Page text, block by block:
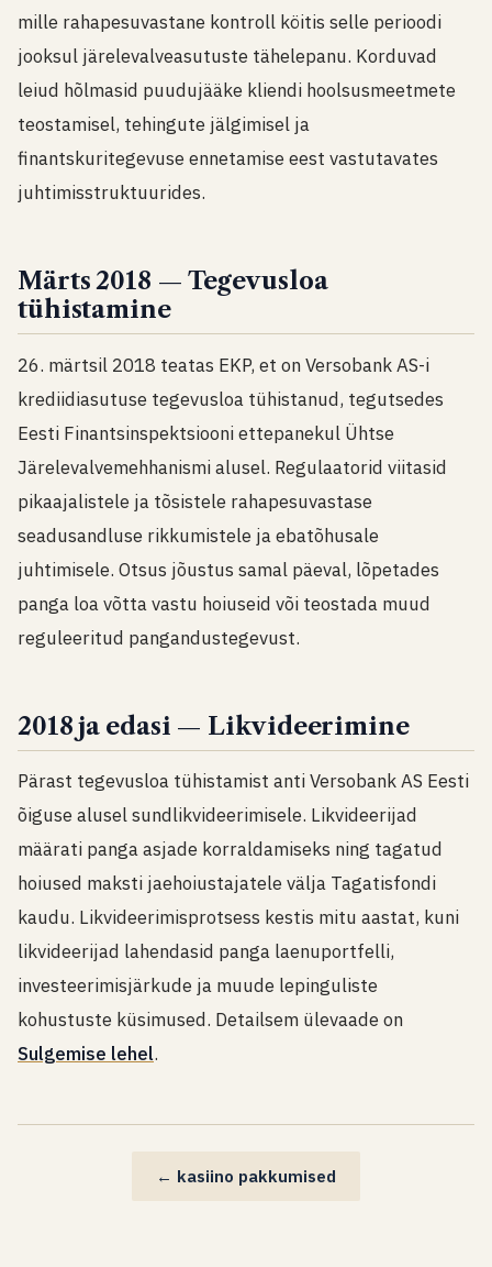
mille rahapesuvastane kontroll köitis selle perioodi
jooksul järelevalveasutuste tähelepanu. Korduvad
leiud hõlmasid puudujääke kliendi hoolsusmeetmete
teostamisel, tehingute jälgimisel ja
finantskuritegevuse ennetamise eest vastutavates
juhtimisstruktuurides.
Märts 2018 — Tegevusloa
tühistamine
26. märtsil 2018 teatas EKP, et on Versobank AS-i
krediidiasutuse tegevusloa tühistanud, tegutsedes
Eesti Finantsinspektsiooni ettepanekul Ühtse
Järelevalvemehhanismi alusel. Regulaatorid viitasid
pikaajalistele ja tõsistele rahapesuvastase
seadusandluse rikkumistele ja ebatõhusale
juhtimisele. Otsus jõustus samal päeval, lõpetades
panga loa võtta vastu hoiuseid või teostada muud
reguleeritud pangandustegevust.
2018 ja edasi — Likvideerimine
Pärast tegevusloa tühistamist anti Versobank AS Eesti
õiguse alusel sundlikvideerimisele. Likvideerijad
määrati panga asjade korraldamiseks ning tagatud
hoiused maksti jaehoiustajatele välja Tagatisfondi
kaudu. Likvideerimisprotsess kestis mitu aastat, kuni
likvideerijad lahendasid panga laenuportfelli,
investeerimisjärkude ja muude lepinguliste
kohustuste küsimused. Detailsem ülevaade on
Sulgemise lehel.
← kasiino pakkumised